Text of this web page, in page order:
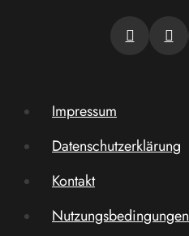
Impressum
Datenschutzerklärung
Kontakt
Nutzungsbedingungen